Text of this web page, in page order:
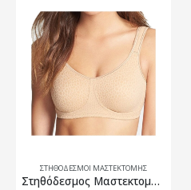
ΣΤΗΘΌΔΕΣΜΟΙ ΜΑΣΤΕΚΤΟΜΉΣ
Στηθόδεσμος Μαστεκτομής Amoena Mona SB Μπεζ